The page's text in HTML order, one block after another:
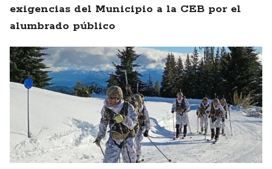
exigencias del Municipio a la CEB por el
alumbrado público